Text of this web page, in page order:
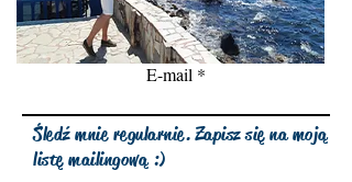
E-mail
Śledź mnie regularnie. Zapisz się na moją
listę mailingową :)